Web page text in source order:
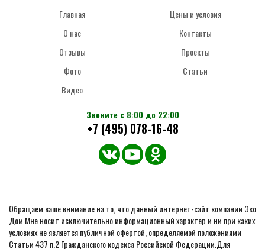
Главная
О нас
Отзывы
Фото
Видео
Цены и условия
Контакты
Проекты
Статьи
Звоните с 8:00 до 22:00
+7 (495) 078-16-48
Обращаем ваше внимание на то, что данный интернет-сайт компании Эко
Дом Мне носит исключительно информационный характер и ни при каких
условиях не является публичной офертой, определяемой положениями
Статьи 437 п.2 Гражданского кодекса Российской Федерации.Для